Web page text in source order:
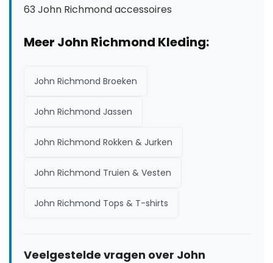
63 John Richmond accessoires
Meer John Richmond Kleding:
John Richmond Broeken
John Richmond Jassen
John Richmond Rokken & Jurken
John Richmond Truien & Vesten
John Richmond Tops & T-shirts
Veelgestelde vragen over John